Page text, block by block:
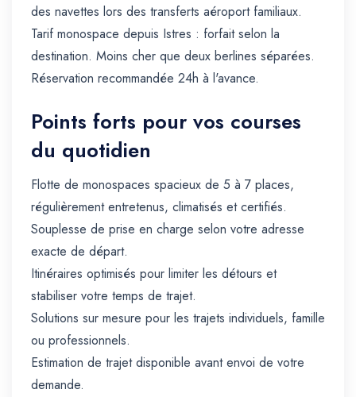
des navettes lors des transferts aéroport familiaux.
Tarif monospace depuis Istres : forfait selon la
destination. Moins cher que deux berlines séparées.
Réservation recommandée 24h à l'avance.
Points forts pour vos courses
du quotidien
Flotte de monospaces spacieux de 5 à 7 places,
régulièrement entretenus, climatisés et certifiés.
Souplesse de prise en charge selon votre adresse
exacte de départ.
Itinéraires optimisés pour limiter les détours et
stabiliser votre temps de trajet.
Solutions sur mesure pour les trajets individuels, famille
ou professionnels.
Estimation de trajet disponible avant envoi de votre
demande.